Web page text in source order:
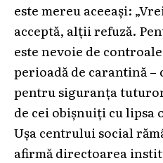
este mereu aceeași:
acceptă, alții refuză.
este nevoie de
perioadă de carantină
pentru siguranța
de cei obișnuiți cu
Ușa centrului social
afirmă directoarea